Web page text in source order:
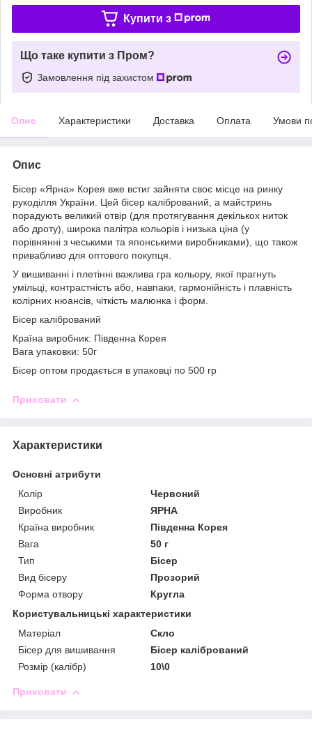
Купити з
Що таке купити з Пром?
Замовлення під захистом
Опис Характеристики Доставка Оплата Умови
Опис
Бісер «Ярна» Корея вже встиг зайняти своє місце на ринку
рукоділля України. Цей бісер калібрований, а майстринь
порадують великий отвір (для протягування декількох ниток
або дроту), широка палітра кольорів і низька ціна (у
порівнянні з чеськими та японськими виробниками), що також
привабливо для оптового покупця.
У вишиванні і плетінні важлива гра кольору, якої прагнуть
умільці, контрастність або, навпаки, гармонійність і плавність
колірних нюансів, чіткість малюнка і форм.
Бісер калібрований
Країна виробник: Південна Коpея
Вага упаковки: 50г
Бісер оптом продається в упаковці по 500 гр
Приховати
Характеристики
Основні атрибути
Колір
Червоний
Виробник
ЯРНА
Країна виробник
Південна Корея
Вага
50 г
Тип
Бісер
Вид бісеру
Прозорий
Форма отвору
Кругла
Користувальницькі характеристики
Матеріал
Скло
Бісер для вишивання
Бісер калібрований
Розмір (калібр)
10\0
Приховати